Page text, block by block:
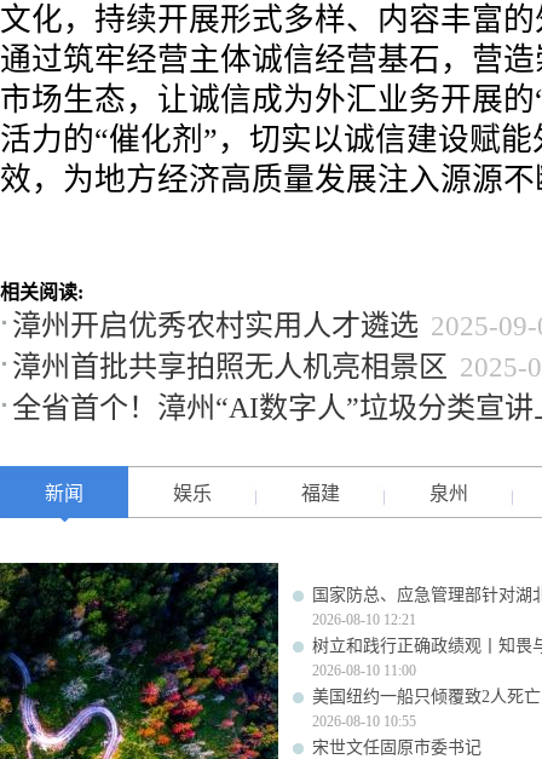
文化，持续开展形式多样、内容丰富
通过筑牢经营主体诚信经营基石，营
市场生态，让诚信成为外汇业务开展
活力的“催化剂”，切实以诚信建设赋
效，为地方经济高质量发展注入源源
相关阅读:
漳州开启优秀农村实用人才遴选 2025-
漳州首批共享拍照无人机亮相景区 2025-
全省首个！漳州“AI数字人”垃圾分类宣讲
新闻 娱乐 福建 泉州
国家防总、应急管理部针对湖
2026-08-10 12:21
树立和践行正确政绩观丨知畏
2026-08-10 11:00
美国纽约一船只倾覆致2人死亡
2026-08-10 10:55
宋世文任固原市委书记